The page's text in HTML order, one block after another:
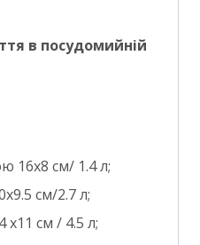
в посудомийній
16х8 см/ 1.4 л;
см/2.7 л;
х11 см / 4.5 л;